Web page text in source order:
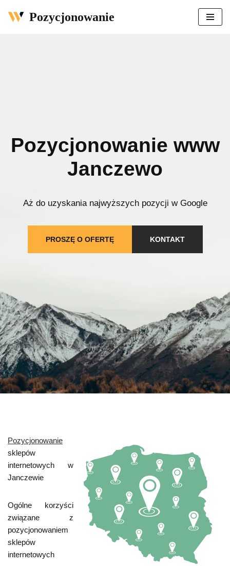
Pozycjonowanie
Pozycjonowanie www
Janczewo
Aż do uzyskania najwyższych pozycji w Google
PROSZĘ O OFERTĘ KONTAKT
Pozycjonowanie
sklepów
internetowych w
Janczewie
Ogólne korzyści
związane z
pozycjonowaniem
sklepów
internetowych